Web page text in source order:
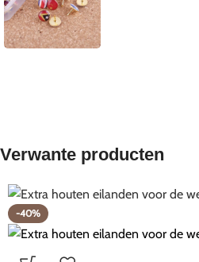
Verwante producten
-40%